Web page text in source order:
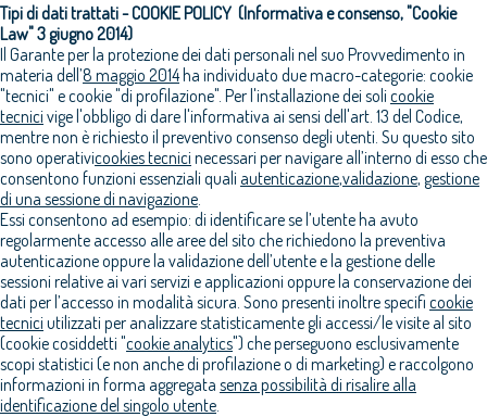
Tipi di dati trattati - COOKIE POLICY (Informativa e consenso, "Cookie
Law" 3 giugno 2014)
Il Garante per la protezione dei dati personali nel suo Provvedimento in
materia dell’8 maggio 2014ha individuato due macro-categorie: cookie
"tecnici" e cookie "di profilazione". Per l'installazione dei soli cookie
tecnici vige l'obbligo di dare l'informativa ai sensi dell'art. 13 del Codice,
mentre non è richiesto il preventivo consenso degli utenti. Su questo sito
sono operativicookies tecnici necessari per navigare all’interno di esso che
consentono funzioni essenziali quali autenticazione,validazione, gestione
di una sessione di navigazione
Essi consentono ad esempio: di identificare se l’utente ha avuto
regolarmente accesso alle aree del sito che richiedono la preventiva
autenticazione oppure la validazione dell’utente e la gestione delle
sessioni relative ai vari servizi e applicazioni oppure la conservazione dei
dati per l’accesso in modalità sicura. Sono presenti inoltre specifi cookie
tecnici utilizzati per analizzare statisticamente gli accessi/le visite al sito
(cookie cosiddetti "cookie analytics") che perseguono esclusivamente
scopi statistici (e non anche di profilazione o di marketing) e raccolgono
informazioni in forma aggregata senza possibilità di risalire alla
identificazione del singolo utente